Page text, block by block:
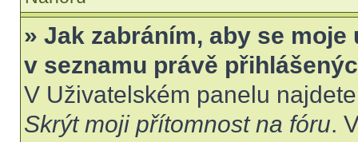
» Jak zabráním, aby se
v seznamu právě
V Uživatelském panelu
Skrýt moji přítomnost na fóru.